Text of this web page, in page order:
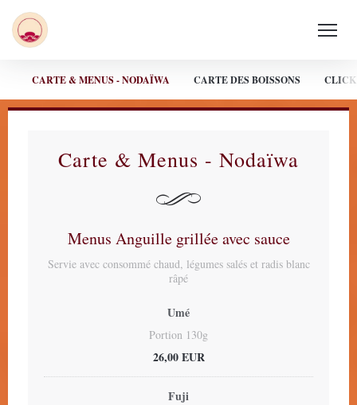
Carte & Menus - Nodaïwa
Menus Anguille grillée avec sauce
Servie avec consommé chaud, légumes salés et radis blanc
râpé
Umé
Portion 130g
26,00 EUR
Fuji
CARTE & MENUS - NODAÏWA CARTE DES BOISSONS